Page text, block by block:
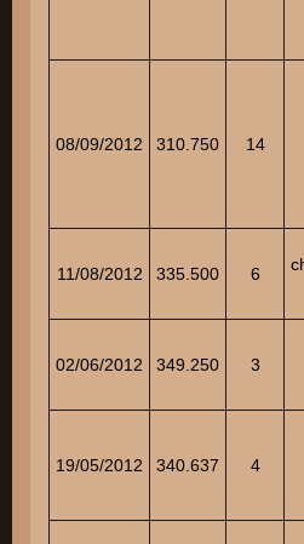
08/09/2012 310.750 14
11/08/2012 335.500 6
02/06/2012 349.250 3
19/05/2012 340.637 4